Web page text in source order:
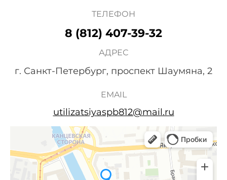
ТЕЛЕФОН
8 (812) 407-39-32
АДРЕС
г. Санкт-Петербург, проспект Шаумяна, 2
EMAIL
utilizatsiyaspb812@mail.ru